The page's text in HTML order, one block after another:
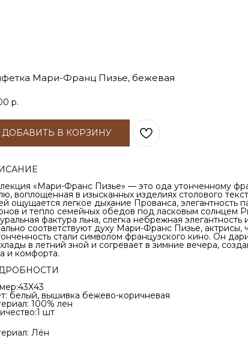
Мари-Франц Пизье, бежевая
р.
ДОБАВИТЬ В КОРЗИНУ
«Мари-Франс Пизье» — это ода утонченному
воплощенная в изысканных изделиях столового
ощущается легкое дыхание Прованса, элегантность
и тепло семейных обедов под ласковым солнцем
фактура льна, слегка небрежная элегантность
соответствуют духу Мари-Франс Пизье, актрисы,
стали символом французского кино. Он
в летний зной и согревает в зимние вечера,
и комфорта.
белый, вышивка бежево-коричневая
100% лен
шт
Лён